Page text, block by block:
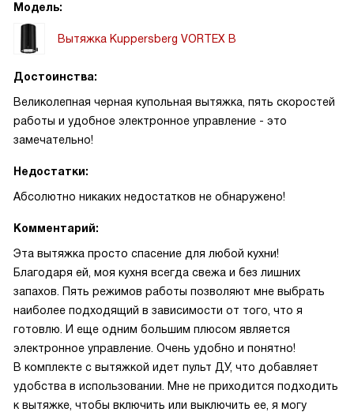
Модель:
Вытяжка Kuppersberg VORTEX B
Достоинства:
Великолепная черная купольная вытяжка, пять скоростей
работы и удобное электронное управление - это
замечательно!
Недостатки:
Абсолютно никаких недостатков не обнаружено!
Комментарий:
Эта вытяжка просто спасение для любой кухни!
Благодаря ей, моя кухня всегда свежа и без лишних
запахов. Пять режимов работы позволяют мне выбрать
наиболее подходящий в зависимости от того, что я
готовлю. И еще одним большим плюсом является
электронное управление. Очень удобно и понятно!
В комплекте с вытяжкой идет пульт ДУ, что добавляет
удобства в использовании. Мне не приходится подходить
к вытяжке, чтобы включить или выключить ее, я могу